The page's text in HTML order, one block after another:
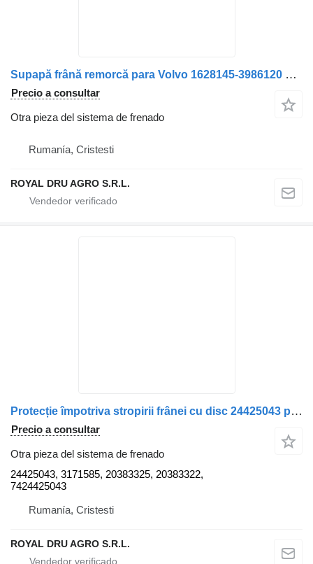
Supapă frână remorcă para Volvo 1628145-3986120 camión
Precio a consultar
Otra pieza del sistema de frenado
Rumanía, Cristesti
ROYAL DRU AGRO S.R.L.
Protecție împotriva stropirii frânei cu disc 24425043 para Volvo 24425043 3171585 20383325 20383322 7424425043 camión
Precio a consultar
Otra pieza del sistema de frenado
24425043, 3171585, 20383325, 20383322,
7424425043
Rumanía, Cristesti
ROYAL DRU AGRO S.R.L.